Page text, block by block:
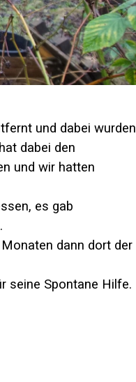
und dabei wurden
dabei den
und wir hatten
es gab
dann dort der
seine Spontane Hilfe.